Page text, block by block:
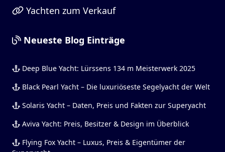
Yachten zum Verkauf
Neueste Blog Einträge
Deep Blue Yacht: Lürssens 134 m Meisterwerk 2025
Black Pearl Yacht – Die luxuriöseste Segelyacht der Welt
Solaris Yacht – Daten, Preis und Fakten zur Superyacht
Aviva Yacht: Preis, Besitzer & Design im Überblick
Flying Fox Yacht – Luxus, Preis & Eigentümer der